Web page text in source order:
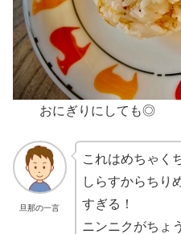
おにぎりにしても◎
旦那の一言
これはめちゃく
しらすからちり
すぎる！
ニンニクがちょ